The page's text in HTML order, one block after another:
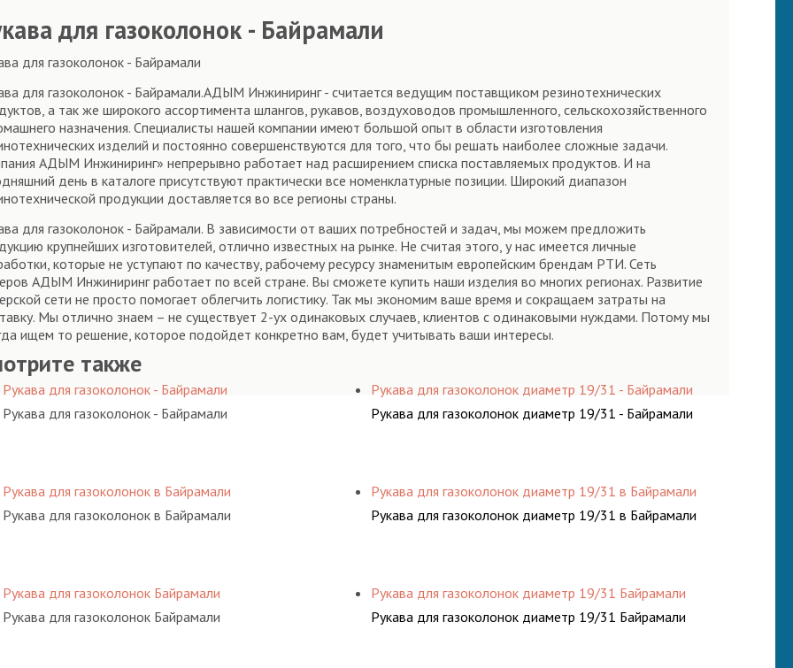
для газоколонок - Байрамали
для газоколонок - Байрамали
для газоколонок - Байрамали.АДЫМ Инжиниринг - считается ведущим поставщиком резинотехнических
а так же широкого ассортимента шлангов, рукавов, воздуховодов промышленного, сельскохозяйственного
назначения. Специалисты нашей компании имеют большой опыт в области изготовления
изделий и постоянно совершенствуются для того, что бы решать наиболее сложные задачи.
АДЫМ Инжиниринг» непрерывно работает над расширением списка поставляемых продуктов. И на
день в каталоге присутствуют практически все номенклатурные позиции. Широкий диапазон
продукции доставляется во все регионы страны.
для газоколонок - Байрамали. В зависимости от ваших потребностей и задач, мы можем предложить
крупнейших изготовителей, отлично известных на рынке. Не считая этого, у нас имеется личные
которые не уступают по качеству, рабочему ресурсу знаменитым европейским брендам РТИ. Сеть
АДЫМ Инжиниринг работает по всей стране. Вы сможете купить наши изделия во многих регионах. Развитие
сети не просто помогает облегчить логистику. Так мы экономим ваше время и сокращаем затраты на
Мы отлично знаем – не существует 2-ух одинаковых случаев, клиентов с одинаковыми нуждами. Потому мы
ищем то решение, которое подойдет конкретно вам, будет учитывать ваши интересы.
также
Рукава для газоколонок - Байрамали
Рукава для газоколонок - Байрамали
Рукава для газоколонок в Байрамали
Рукава для газоколонок в Байрамали
Рукава для газоколонок Байрамали
Рукава для газоколонок Байрамали
Рукава для газоколонок диаметр 19/31 - Байрамали
Рукава для газоколонок диаметр 19/31 - Байрамали
Рукава для газоколонок диаметр 19/31 в Байрамали
Рукава для газоколонок диаметр 19/31 в Байрамали
Рукава для газоколонок диаметр 19/31 Байрамали
Рукава для газоколонок диаметр 19/31 Байрамали